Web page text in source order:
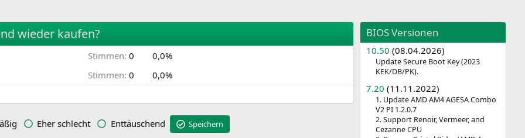
wieder kaufen?
Stimmen: 0
0,0%
Stimmen: 0 0,0%
Eher schlecht Enttäuschend Speichern
BIOS Versionen
10.50 (08.04.2026)
Update Secure Boot Key (2023
KEK/DB/PK).
7.20 (11.11.2022)
1. Update AMD AM4 AGESA Combo
V2 PI 1.2.0.7
2. Support Renoir, Vermeer, and
Cezanne CPU